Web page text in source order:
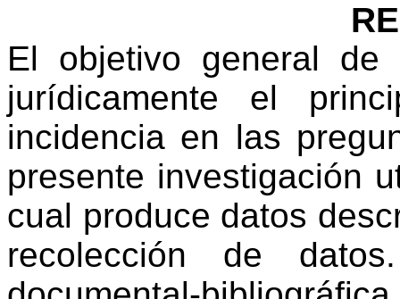
El objetivo general de
jurídicamente el
incidencia en las
presente investigación
cual produce datos
recolección de